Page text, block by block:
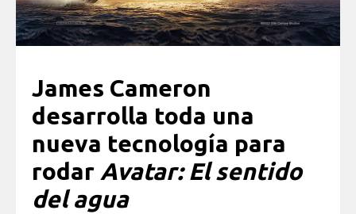
James Cameron
desarrolla toda una
nueva tecnología para
rodar Avatar: El sentido
del agua